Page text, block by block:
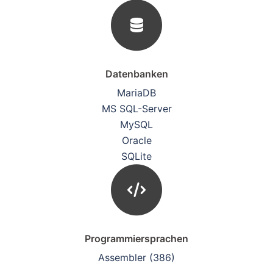
Datenbanken
MariaDB
MS SQL-Server
MySQL
Oracle
SQLite
Programmiersprachen
Assembler (386)